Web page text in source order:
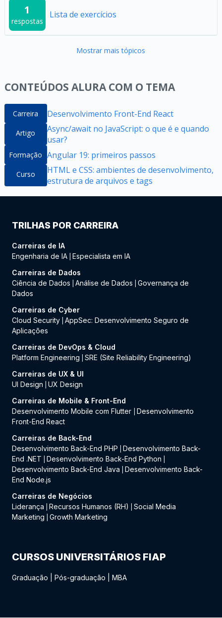
1
respostas
Lista de exercícios
Mostrar mais tópicos
CONTEÚDOS ALURA COM O TEMA
Carreira Desenvolvimento Front-End React
Artigo
Async/await no JavaScript: o que é e quando
usar?
Formação Angular 19: primeiros passos
Curso
HTML e CSS: ambientes de desenvolvimento,
estrutura de arquivos e tags
TRILHAS POR CARREIRA
Carreiras de IA
Engenharia de IA Especialista em IA
Carreiras de Dados
Ciência de Dados
Análise de Dados
Governança de
Dados
Carreiras de Cyber
Cloud Security AppSec: Desenvolvimento Seguro de
Aplicações
Carreiras de DevOps & Cloud
Platform Engineering
SRE (Site Reliability Engineering)
Carreiras de UX & UI
UI Design
UX Design
Carreiras de Mobile & Front-End
Desenvolvimento Mobile com Flutter
Desenvolvimento
Front-End React
Carreiras de Back-End
Desenvolvimento Back-End PHP
Desenvolvimento Back-
End .NET
Desenvolvimento Back-End Python
Desenvolvimento Back-End Java
Desenvolvimento Back-
End Node.js
Carreiras de Negócios
Liderança
Recursos Humanos (RH)
Social Media
Marketing
Growth Marketing
CURSOS UNIVERSITÁRIOS FIAP
Graduação Pós-graduação MBA